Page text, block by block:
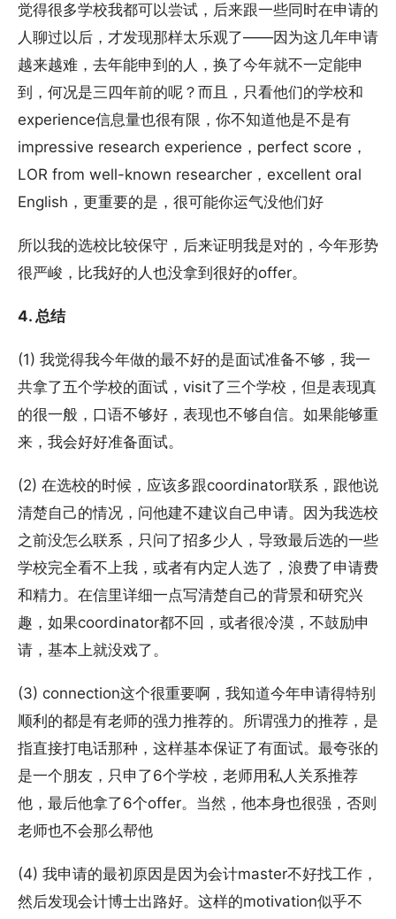
觉得很多学校我都可以尝试，后来跟一些同时在申请的
人聊过以后，才发现那样太乐观了——因为这几年申请
越来越难，去年能申到的人，换了今年就不一定能申
到，何况是三四年前的呢？而且，只看他们的学校和
experience信息量也很有限，你不知道他是不是有
impressive research experience，perfect score，
LOR from well-known researcher，excellent oral
English，更重要的是，很可能你运气没他们好
所以我的选校比较保守，后来证明我是对的，今年形势
很严峻，比我好的人也没拿到很好的offer。
4. 总结
(1) 我觉得我今年做的最不好的是面试准备不够，我一
共拿了五个学校的面试，visit了三个学校，但是表现真
的很一般，口语不够好，表现也不够自信。如果能够重
来，我会好好准备面试。
(2) 在选校的时候，应该多跟coordinator联系，跟他说
清楚自己的情况，问他建不建议自己申请。因为我选校
之前没怎么联系，只问了招多少人，导致最后选的一些
学校完全看不上我，或者有内定人选了，浪费了申请费
和精力。在信里详细一点写清楚自己的背景和研究兴
趣，如果coordinator都不回，或者很冷漠，不鼓励申
请，基本上就没戏了。
(3) connection这个很重要啊，我知道今年申请得特别
顺利的都是有老师的强力推荐的。所谓强力的推荐，是
指直接打电话那种，这样基本保证了有面试。最夸张的
是一个朋友，只申了6个学校，老师用私人关系推荐
他，最后他拿了6个offer。当然，他本身也很强，否则
老师也不会那么帮他
(4) 我申请的最初原因是因为会计master不好找工作，
然后发现会计博士出路好。这样的motivation似乎不